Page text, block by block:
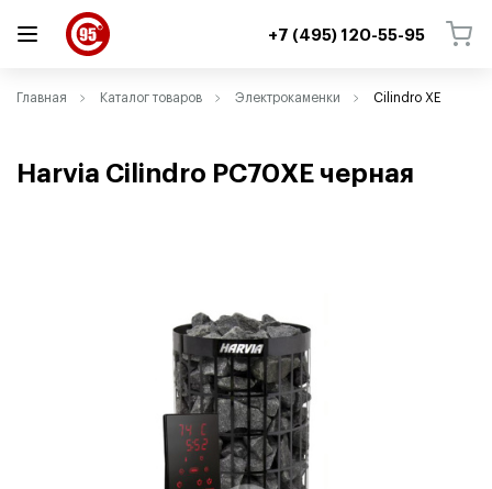
+7 (495) 120-55-95
Главная Каталог товаров Электрокаменки Cilindro XE
Harvia Cilindro PC70XE черная
ВЕРНУТЬСЯ
ВЕРНУТЬСЯ